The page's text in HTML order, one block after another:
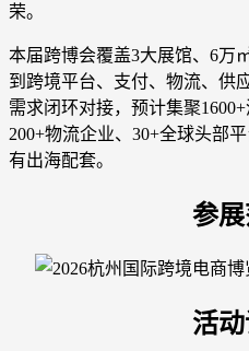
荣。
本届跨博会覆盖3大展馆、6万
到跨境平台、支付、物流、供
需求闭环对接，预计集聚
200+物流企业、30+全球头部
有出海配套。
参展
活